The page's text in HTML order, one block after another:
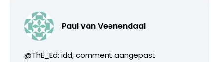
Paul van Veenendaal
@ThE_Ed: idd, comment aangepast